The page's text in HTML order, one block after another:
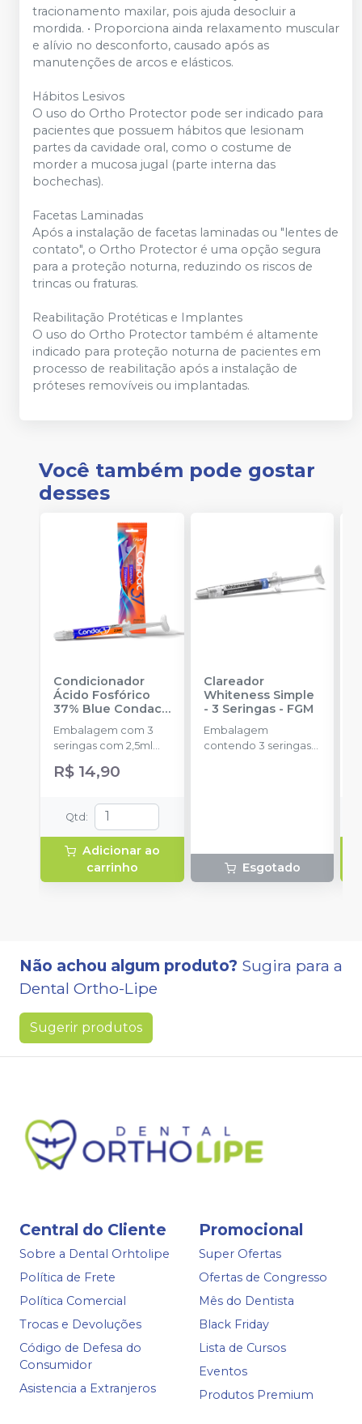
tracionamento maxilar, pois ajuda desocluir a
mordida. • Proporciona ainda relaxamento muscular
e alívio no desconforto, causado após as
manutenções de arcos e elásticos.
Hábitos Lesivos
O uso do Ortho Protector pode ser indicado para
pacientes que possuem hábitos que lesionam
partes da cavidade oral, como o costume de
morder a mucosa jugal (parte interna das
bochechas).
Facetas Laminadas
Após a instalação de facetas laminadas ou "lentes de
contato", o Ortho Protector é uma opção segura
para a proteção noturna, reduzindo os riscos de
trincas ou fraturas.
Reabilitação Protéticas e Implantes
O uso do Ortho Protector também é altamente
indicado para proteção noturna de pacientes em
processo de reabilitação após a instalação de
próteses removíveis ou implantadas.
Você também pode gostar
desses
Condicionador
Ácido Fosfórico
37% Blue Condac-
FGM
Embalagem com 3
seringas com 2,5ml
cada uma e 3
ponteiras para
R$ 14,90
Qtd :
Adicionar ao
carrinho
Clareador
Whiteness Simple
- 3 Seringas- FGM
Embalagem
contendo 3 seringas
Esgotado
Não achou algum produto? Sugira para a
Dental Ortho-Lipe
Sugerir produtos
Central do Cliente
Sobre a Dental Orhtolipe
Política de Frete
Política Comercial
Trocas e Devoluções
Código de Defesa do
Consumidor
Asistencia a Extranjeros
Promocional
Super Ofertas
Ofertas de Congresso
Mês do Dentista
Black Friday
Lista de Cursos
Eventos
Produtos Premium